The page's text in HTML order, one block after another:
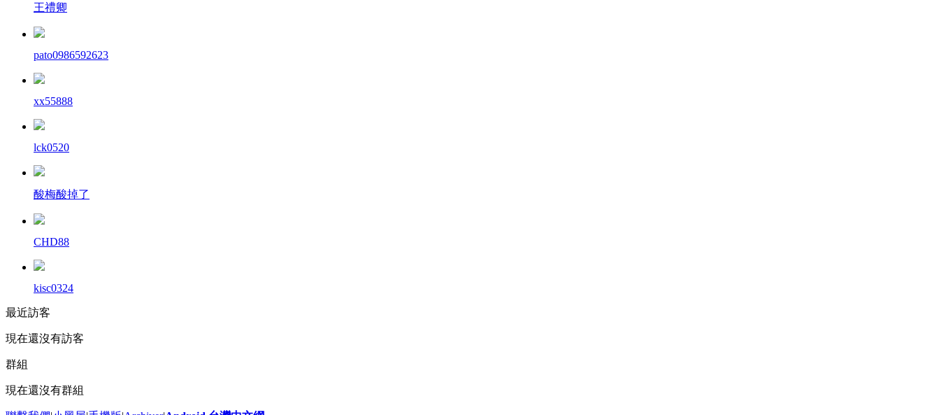
王禮卿
pato0986592623
xx55888
lck0520
酸梅酸掉了
CHD88
kisc0324
最近訪客
現在還沒有訪客
群組
現在還沒有群組